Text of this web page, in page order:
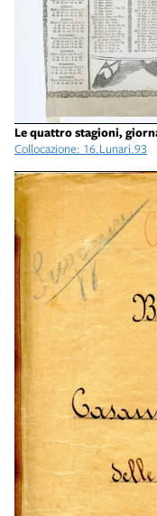
Le quattro stagioni,
Collocazione: 16.Lunari.93